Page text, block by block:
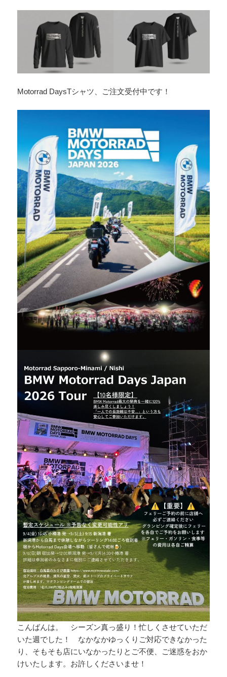
Motorrad DaysTシャツ、ご注文受付中です！
こんばんは。 シーズン真っ盛り！忙しくさせていただ
いた週でした！ なかなかゆっくりご対応できなかった
り、そもそも店にいなかったりとご不便、ご迷惑をおか
けいたします。お許しくださいませ！